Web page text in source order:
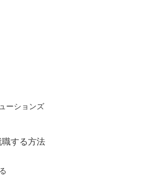
ーションズ
する方法